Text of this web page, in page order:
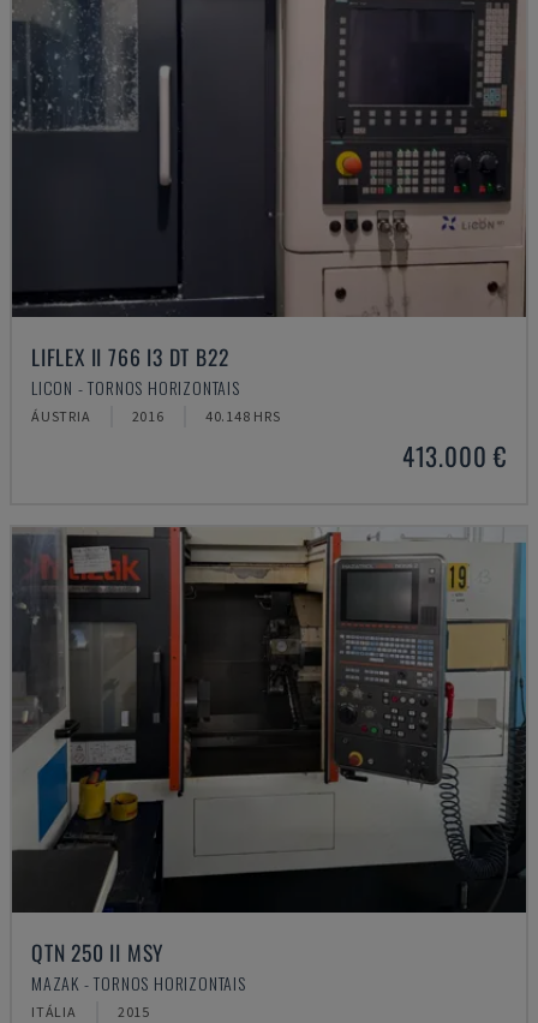
LIFLEX II 766 I3 DT B22
LICON - TORNOS HORIZONTAIS
ÁUSTRIA 2016 40.148 HRS
413.000 €
QTN 250 II MSY
MAZAK - TORNOS HORIZONTAIS
ITÁLIA 2015